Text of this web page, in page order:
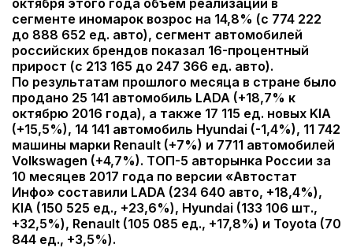
октября этого года объем реализации в
сегменте иномарок возрос на 14,8% (с 774 222
до 888 652 ед. авто), сегмент автомобилей
российских брендов показал 16-процентный
прирост (с 213 165 до 247 366 ед. авто).
По результатам прошлого месяца в стране было
продано 25 141 автомобиль LADA (+18,7% к
октябрю 2016 года), а также 17 115 ед. новых KIA
(+15,5%), 14 141 автомобиль Hyundai (-1,4%), 11 742
машины марки Renault (+7%) и 7711 автомобилей
Volkswagen (+4,7%). ТОП-5 авторынка России за
10 месяцев 2017 года по версии «Автостат
Инфо» составили LADA (234 640 авто, +18,4%),
KIA (150 525 ед., +23,6%), Hyundai (133 106 шт.,
+32,5%), Renault (105 085 ед., +17,8%) и Toyota (70
844 ед., +3,5%).